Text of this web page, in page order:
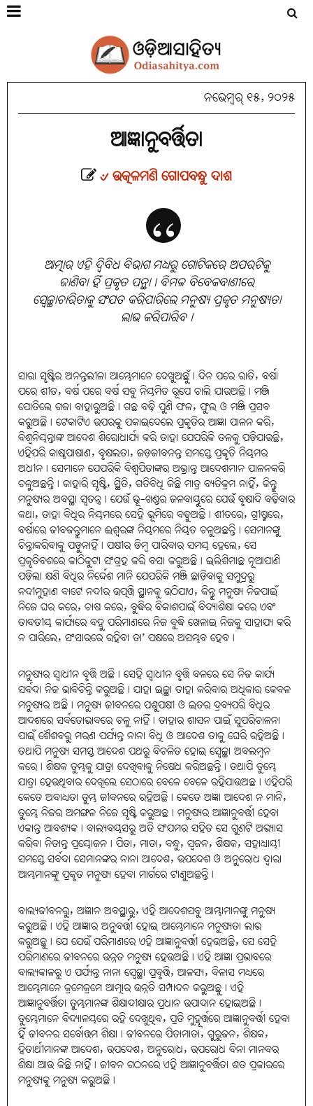
ନଭେମ୍ବର୍ ୧୫, ୨୦୨୫
ଆଜ୍ଞାନୁବର୍ତ୍ତିତା
୰ ଉତ୍କଳମଣି ଗୋପବନ୍ଧୁ ଦାଶ
ଆତ୍ମାର ଏହି ଦ୍ୱିବିଧ ବିଭାଗ ମଧ୍ୟରୁ ଗୋଟିକରେ ଅପରଟିକୁ
ଜାଣିବା ହିଁ ପ୍ରକୃତ ପନ୍ଥା। ବିମଳ ବିବେକବାଣୀରେ
ସ୍ୱେଚ୍ଛାଚାରିତାକୁ ସଂଯତ କରିପାରିଲେ ମନୁଷ୍ୟ ପ୍ରକୃତ ମନୁଷ୍ୟତା
ଲାଭ କରିପାରିବ।
ସାରା ସୃଷ୍ଟିର ଅନନ୍ତଲୀଳା ଆମ୍ଭେମାନେ ଦେଖୁଅଛୁଁ। ଦିନ ପରେ ରାତି, ବର୍ଷା
ପରେ ଶୀତ, ବର୍ଷ ପରେ ବର୍ଷ ସବୁ ନିୟମିତ ରୂପେ ଚାଲି ଯାଉଅଛି। ମଞ୍ଜି
ପୋତିଲେ ଗଜା ବାହାରୁଅଛି। ଗଛ ବଢ଼ି ପୁଣି ଫଳ, ଫୁଲ ଓ ମଞ୍ଜି ପ୍ରସବ
କରୁଅଛି। ଟେକାଟିଏ ଉପରକୁ ପକାଇଦେଲେ ପ୍ରକୃତିର ଆଜ୍ଞା ପାଳନ କରି,
ବିଶ୍ୱନିୟନ୍ତାଙ୍କ ଆଦେଶ ଶିରୋଧାର୍ଯ୍ୟ କରି ତାହା ଯେପରିକି ତଳକୁ ପଡ଼ିଯାଉଛି,
ଏହିପରି କାଷ୍ଠପାଷାଣ, ବୃକ୍ଷଲତା, ଜଡ଼ଜୀବନନ୍ତ ସମସ୍ତେ ପ୍ରକୃତି ନିୟମର
ଅଧୀନ। ସେମାନେ ଯେପରିକି ବିଶ୍ୱପିତାଙ୍କର ଅଭ୍ରାନ୍ତ ଆଦେଶମାନ ପାଳନକରି
ଚଳୁଅଛନ୍ତି। କାହାରି ସୃଷ୍ଟି, ସ୍ଥିତି, ଗତିବିଧି କିଛି ମାତ୍ର ବ୍ୟତିକ୍ରମ ନାହିଁ, କିନ୍ତୁ
ମନୁଷ୍ୟର ଅବସ୍ଥା ସ୍ବତନ୍ତ୍ର। ଯେଉଁ ଭୂ-ଖଣ୍ଡର ଜଳବାୟୁରେ ଯେଉଁ ବୃକ୍ଷାଦି ବଢ଼ିବାର
କଥା, ତାହା ବିଧିର ନିୟମରେ ସେହି ଭୂମିରେ ବଢ଼ୁଅଛି। ଶୀତରେ, ଗ୍ରୀଷ୍ମରେ,
ବର୍ଷାରେ ଜୀବଜନ୍ତୁମାନେ ଈଶ୍ୱରଙ୍କ ନିୟମରେ ନିୟତ ଚଳୁଅଛନ୍ତି। ସେମାନଙ୍କୁ
ଚିନ୍ତାକରିବାକୁ ପଡ଼ୁନାହିଁ। ପକ୍ଷୀର ଡିମ୍ବ ପାରିବାର ସମୟ ହେଲେ, ସେ
ପ୍ରକୃତିବଶରେ କାଠିକୁଟା ସଂଗ୍ରହ କରି ବସା କରୁଅଛି। ଇଲିଶିମାଛ ନୂଆପାଣି
ପଡ଼ିଲା କ୍ଷଣି ବିଧିର ନିର୍ଦ୍ଦେଶ ମାନି ଯେପରିକି ମଞ୍ଜି ଛାଡ଼ିବାକୁ ସମୁଦ୍ରରୁ
ନଦୀମୁହାଣ ବାଟେ ନଦୀର ଉତ୍ପତ୍ତି ସ୍ଥାନକୁ ଉଠିଯାଏ, କିନ୍ତୁ ମନୁଷ୍ୟ ନିଜପାଇଁ
ନିଜେ ଘର କରେ, ଚାଷ କରେ, ବୁଦ୍ଧିର ବିକାଶପାଇଁ ବିଦ୍ୟାଶିକ୍ଷା କରେ ଏବଂ
ତାବତୀୟ କାର୍ଯ୍ୟରେ ବହୁ ପରିମାଣରେ ନିଜ ବୁଦ୍ଧି ଖେଳାଇ ନିଜକୁ ସାହାଯ୍ୟ କରି
ନ ପାରିଲେ, ସଂସାରରେ ରହିବା ତା’ ପକ୍ଷରେ ଅସମ୍ଭବ ହେବ।
ମନୁଷ୍ୟର ସ୍ୱାଧୀନ ବୃତ୍ତି ଅଛି। ସେହି ସ୍ୱାଧୀନ ବୃତ୍ତି ବଳରେ ସେ ନିଜ କାର୍ଯ୍ୟ
ସର୍ବଦା ନିଜ ଭାବିଚିନ୍ତି କରୁଅଛି। ଯାହା ଇଚ୍ଛା ତାହା କରିବାର ଅଧିକାର କେବଳ
ମନୁଷ୍ୟର ଅଛି। ମନୁଷ୍ୟ ଜୀବନରେ ପଶୁପକ୍ଷୀ ଓ ଇତର ଦ୍ରବ୍ୟପରି ବିଧିର
ଆଦଶରେ ସର୍ବତୋଭାବରେ ଚଳୁ ନାହିଁ। ତାହାର ଶାସନ ପାଇଁ ସୁପରିଚାଳନା
ପାଇଁ ଶୈଶବରୁ ମରଣ ପର୍ଯ୍ୟନ୍ତ ନାନା ବିଧି ଓ ଆଦେଶ ତାକୁ ଘେରି ରହିଅଛି।
ତଥାପି ମନୁଷ୍ୟ ସମସ୍ତ ଆଦେଶ ପଥରୁ ବିଚଳିତ ହୋଇ ସ୍ୱେଚ୍ଛା ଅବଲମ୍ବନ
କରେ। ଶିକ୍ଷକ ତୁମ୍ଭକୁ ଯାତ୍ରା ଦେଖିବାକୁ ନିଷେଧ କରିଅଛନ୍ତି। ତଥାପି ତୁମ୍ଭେ
ଯାତ୍ରା ହେଉଥିବାର ଦେଖିଲେ ସେଠାରେ ବେଳେ ବେଳେ ରହିଯାଉଅଛ। ଏହିପରି
କେତେ ଅବାଧ୍ୟତା ତୁମ୍ଭ ଜୀବନରେ ରହିଅଛି। କେତେ ଅଜ୍ଞା ଆଦେଶ ନ ମାନି,
ତୁମ୍ଭେ ନିଜର ଅମଙ୍ଗଳ ନିଜେ ସୃଷ୍ଟି କରୁଅଛ। ମନୁଷ୍ୟର ଆଜ୍ଞାନୁବର୍ତ୍ତୀ ହେବା
ଏକାନ୍ତ ଆବଶ୍ୟକ। ବାଲ୍ୟବୟସରୁ ଅତି ସଂଯମର ସହିତ ସେ ଗୁଣଟି ଅଭ୍ୟାସ
କରିବା ନିତାନ୍ତ ପ୍ରୟୋଜନ। ପିତା, ମାତା, ବନ୍ଧୁ, ସ୍ୱଜନ, ଶିକ୍ଷକ, ସହାଧ୍ୟାୟୀ
ସମସ୍ତେ ସର୍ବଦା ସେମାନଙ୍କର ନାନା ଆଦେଶ, ଉପଦେଶ ଓ ଅନୁରୋଧ ଦ୍ୱାରା
ଆମ୍ଭମାନଙ୍କୁ ପ୍ରକୃତ ମନୁଷ୍ୟ ହେବା ମାର୍ଗରେ ଟାଣୁଅଛନ୍ତି।
ବାଲ୍ୟଜୀବନରୁ, ଅଜ୍ଞାନ ଅବସ୍ଥାରୁ, ଏହି ଆଦେଶସବୁ ଆମ୍ଭାମାନଙ୍କୁ ମନୁଷ୍ୟ
କରୁଅଛି। ଏହି ଆଜ୍ଞାର ଅନୁବର୍ତ୍ତୀ ହୋଇ ଆମ୍ଭେମାନେ ମନୁଷ୍ୟତା ଲାଭ
କରୁଅଛୁ। ଯେ ଯେଉଁ ପରିମାଣରେ ଏହି ଆଜ୍ଞାନୁବର୍ତ୍ତୀ ହେଉଅଛି, ସେ ସେହି
ପରିମାଣରେ ଜୀବନରେ ଉନ୍ନତ ମନୁଷ୍ୟ ହେଉଅଛି। ଏହି ଆଜ୍ଞା ପ୍ରଭାବରେ
ବାଲ୍ୟକାଳରୁ ଏ ପର୍ଯ୍ୟନ୍ତ ନାନା ସ୍ୱେଚ୍ଛା ପ୍ରବୃତ୍ତି, ଆଳସ୍ୟ, ବିଳାସ ମଧ୍ୟରେ
ଆମ୍ଭେମାନେ କ୍ରମେକ୍ରମେ ଆତ୍ମାର ଉନ୍ନତି ସମ୍ପାଦନ କରୁଅଛୁ। ଏହି
ଆଜ୍ଞାନୁବର୍ତ୍ତିତା ତୁମ୍ଭମାନଙ୍କ ଶିକ୍ଷାଦୀକ୍ଷାର ପ୍ରଧାନ ଉପାଦାନ ହୋଇଅଛି।
ତୁମ୍ଭେମାନେ ବିଦ୍ୟାଳୟରେ ରହି ଦେଖୁଥିବ, ପ୍ରତି ମୁହୂର୍ତ୍ତରେ ଆଜ୍ଞାନୁବର୍ତ୍ତୀ ହେବା
ହିଁ ଜୀବନର ସର୍ବୋତ୍ତମ ଶିକ୍ଷା। ଜୀବନରେ ପିତାମାତା, ଗୁରୁଜନ, ଶିକ୍ଷକ,
ହିତାର୍ଥୀମାନଙ୍କ ଆଦେଶ, ଉପଦେଶ, ଅନୁରୋଧ, ଉପରୋଧ ବିନା ମାନବର
ଶିକ୍ଷା ଆଉ କିଛି ନାହିଁ। ଜୀବନ ଗଠନରେ ଏହି ଆଜ୍ଞାନୁବର୍ତ୍ତିତା ଶତ ପ୍ରକାରରେ
ମନୁଷ୍ୟକୁ ମନୁଷ୍ୟ କରୁଅଛି।